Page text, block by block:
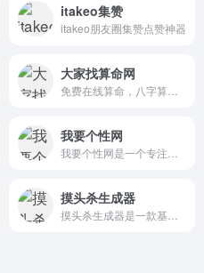
itakeo集赞
itakeo朋友圈集赞点赞神器
大家找算命网
我要个性网
摸头杀生成器